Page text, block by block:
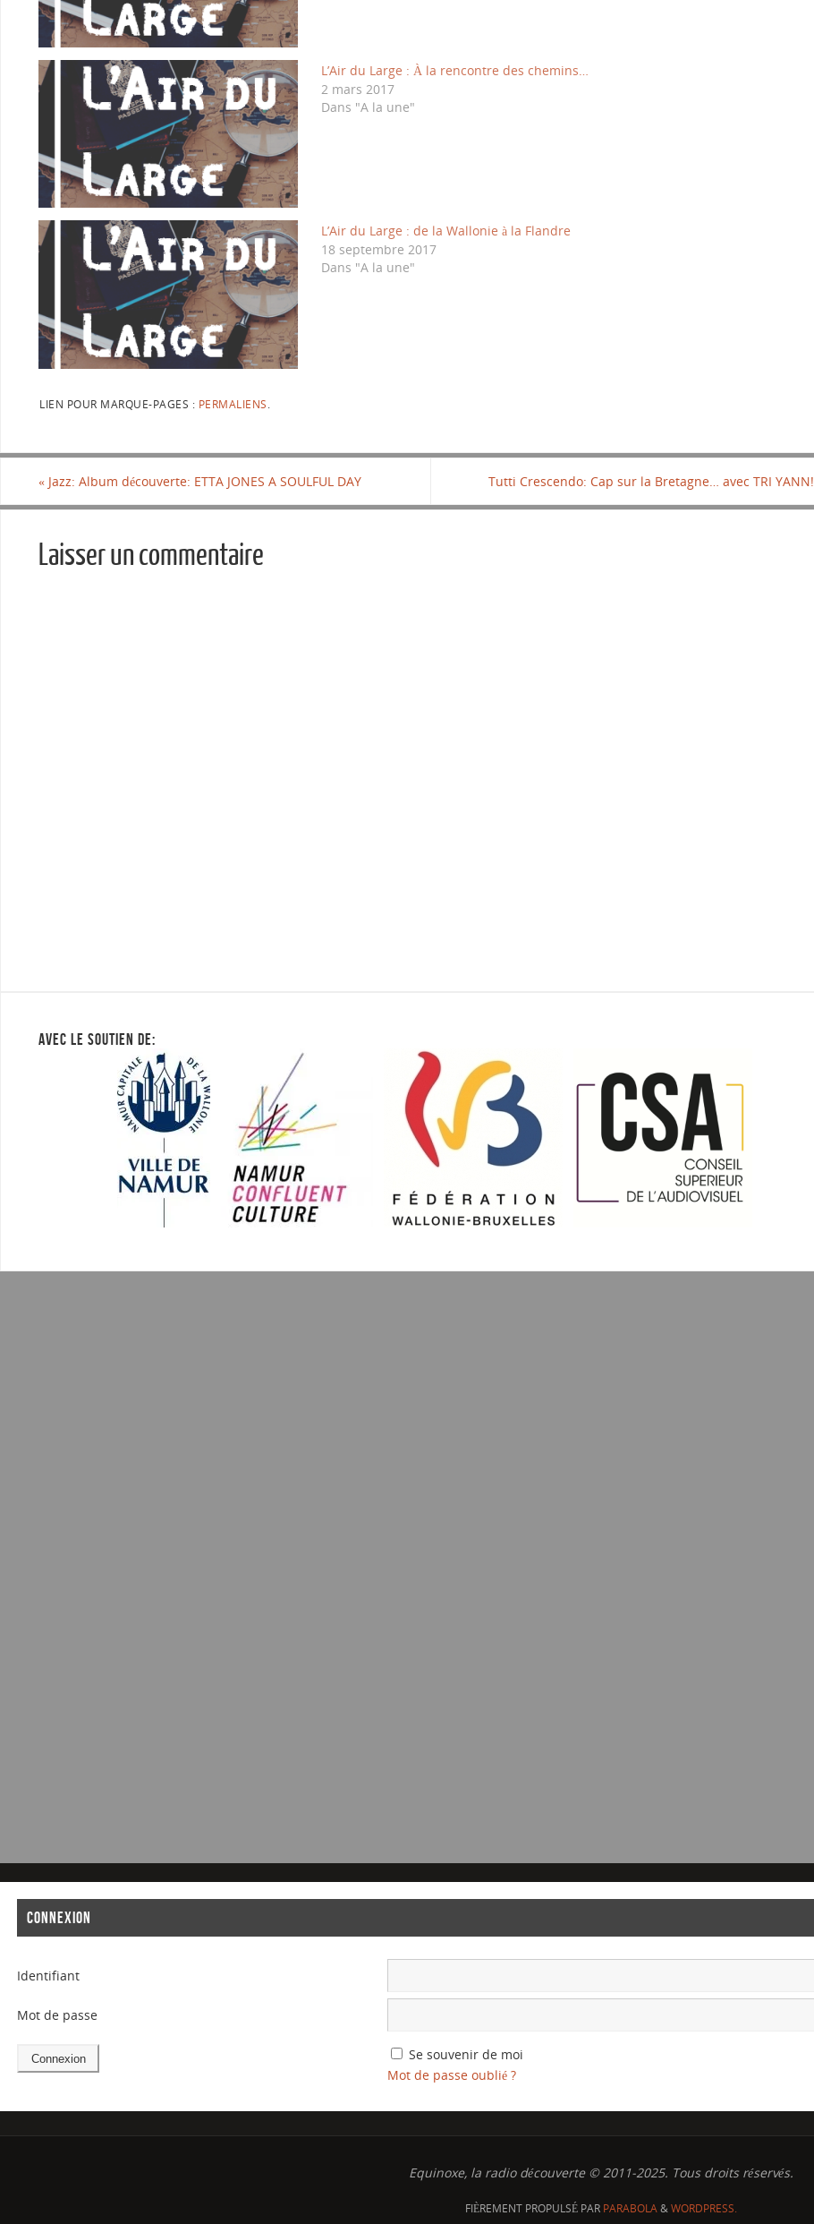
L’Air du Large : À la rencontre des chemins…
2 mars 2017
Dans "A la une"
L’Air du Large : de la Wallonie à la Flandre
18 septembre 2017
Dans "A la une"
LIEN POUR MARQUE-PAGES : PERMALIENS
« Jazz: Album découverte: ETTA JONES A SOULFUL DAY Tutti Crescendo: Cap sur la Bretagne… avec TRI YANN!
Laisser un commentaire
AVEC LE SOUTIEN DE:
CONNEXION
Identifiant
Mot de passe
Se souvenir de moi
Mot de passe oublié ?
Equinoxe, la radio découverte © 2011-2025. Tous droits réservés.
FIÈREMENT PROPULSÉ PAR PARABOLA&WORDPRESS.